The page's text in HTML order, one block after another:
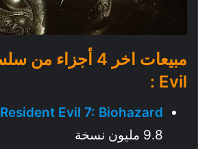
Evil :
Resident Evil 7: Biohazard
9.8 مليون نسخة